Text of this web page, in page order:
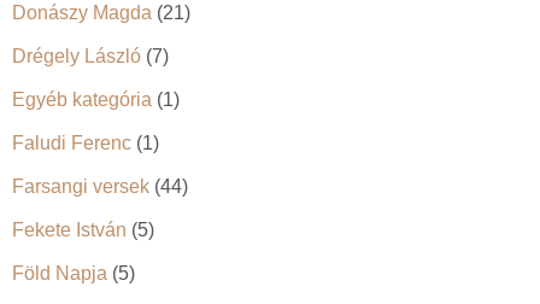
Donászy Magda (21)
Drégely László (7)
Egyéb kategória (1)
Faludi Ferenc (1)
Farsangi versek (44)
Fekete István (5)
Föld Napja (5)